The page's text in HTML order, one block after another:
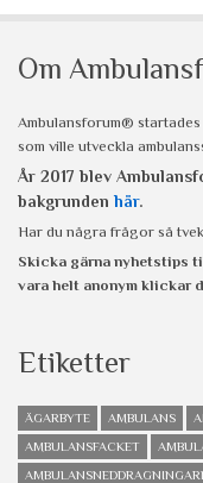
Om
Ambulansforum®
som ville utveckla
År 2017 blev
bakgrunden här.
Har du några frågor så
Skicka gärna nyhetstips
vara helt anonym klickar
Etiketter
ÄGARBYTE AMBULANS
AMBULANSFACKET